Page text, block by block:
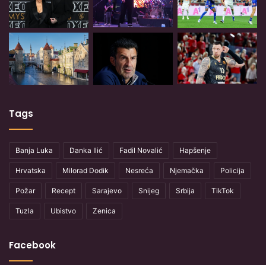
Tags
Banja Luka Danka Ilić Fadil Novalić Hapšenje
Hrvatska Milorad Dodik Nesreća Njemačka Policija
Požar Recept Sarajevo Snijeg Srbija TikTok
Tuzla Ubistvo Zenica
Facebook